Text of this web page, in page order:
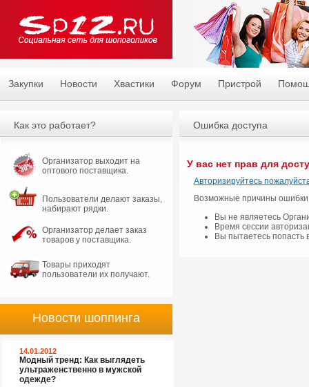
Закупки Новости Хвастики Форум Пристрой
Ошибка доступа
У вас нет прав для
Авторизируйтесь
Возможные причины
Вы не являетесь
Время сессии
Вы пытаетесь попасть
Как это работает?
Организатор выходит на
оптового поставщика.
Пользователи делают заказы,
набирают рядки.
Организатор делает заказ
товаров у поставщика.
Товары приходят
пользователи их получают.
Новости шоппинга
14.01.2012
Модный тренд: Как выглядеть
ультраженственно в мужской
одежде?